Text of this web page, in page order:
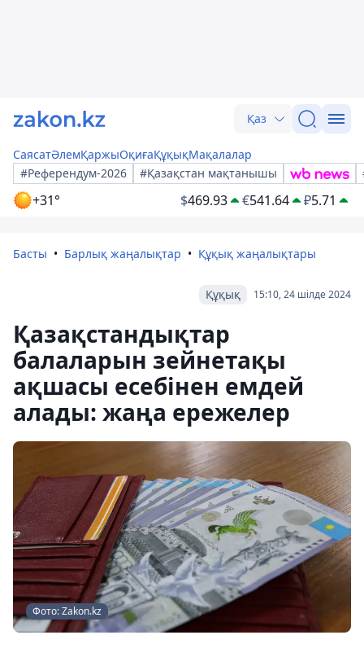
Қаз
СаясатӘлемҚаржыОқиғаҚұқықМақалалар
#Референдум-2026
#Қазақстан мақтанышы
+31° $469.93 €541.64 ₽5.71
Басты Барлық жаңалықтар Құқық жаңалықтары
15:10, 24 шілде 2024
Құқық
Қазақстандықтар
балаларын зейнетақы
ақшасы есебінен емдей
алады: жаңа ережелер
Фото: Zakon.kz